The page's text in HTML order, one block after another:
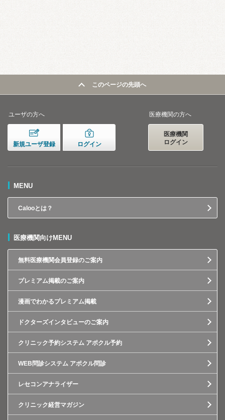
このページの先頭へ
ユーザの方へ
新規ユーザ登録 ログイン
医療機関の方へ
医療機関
ログイン
MENU
Calooとは？
医療機関向けMENU
無料医療機関会員登録のご案内
プレミアム掲載のご案内
漫画でわかるプレミアム掲載
ドクターズインタビューのご案内
クリニック予約システム アポクル予約
WEB問診システム アポクル問診
レセコンアナライザー
クリニック経営マガジン